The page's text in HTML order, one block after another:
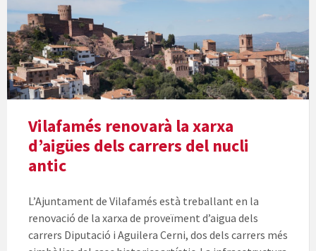
Vilafamés renovarà la xarxa
d’aigües dels carrers del nucli
antic
L’Ajuntament de Vilafamés està treballant en la
renovació de la xarxa de proveïment d’aigua dels
carrers Diputació i Aguilera Cerni, dos dels carrers més